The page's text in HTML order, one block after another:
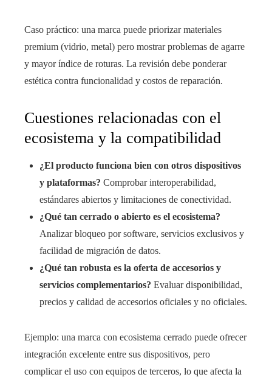
Caso práctico: una marca puede priorizar materiales
premium (vidrio, metal) pero mostrar problemas de agarre
y mayor índice de roturas. La revisión debe ponderar
estética contra funcionalidad y costos de reparación.
Cuestiones relacionadas con el
ecosistema y la compatibilidad
¿El producto funciona bien con otros dispositivos
y plataformas? Comprobar interoperabilidad,
estándares abiertos y limitaciones de conectividad.
¿Qué tan cerrado o abierto es el ecosistema?
Analizar bloqueo por software, servicios exclusivos y
facilidad de migración de datos.
¿Qué tan robusta es la oferta de accesorios y
servicios complementarios? Evaluar disponibilidad,
precios y calidad de accesorios oficiales y no oficiales.
Ejemplo: una marca con ecosistema cerrado puede ofrecer
integración excelente entre sus dispositivos, pero
complicar el uso con equipos de terceros, lo que afecta la